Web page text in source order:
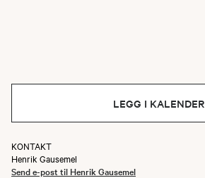
LEGG I KALENDER
KONTAKT
Henrik Gausemel
Send e-post til Henrik Gausemel